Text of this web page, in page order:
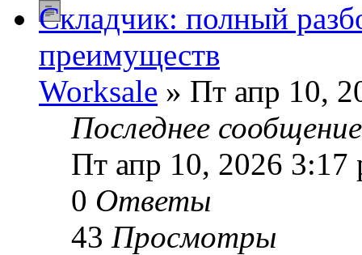
Складчик: полный
преимуществ
Worksale » Пт апр 10,
Последнее
Пт апр 10, 2026 3:17
0 Ответы
43 Просмотры